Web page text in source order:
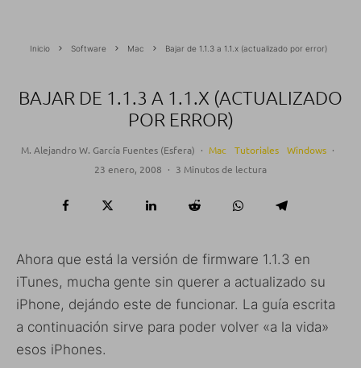
Inicio Software Mac Bajar de 1.1.3 a 1.1.x (actualizado por error)
BAJAR DE 1.1.3 A 1.1.X (ACTUALIZADO
POR ERROR)
M. Alejandro W. García Fuentes (Esfera) · Mac Tutoriales Windows ·
23 enero, 2008 · 3 Minutos de lectura
Ahora que está la versión de firmware 1.1.3 en
iTunes, mucha gente sin querer a actualizado su
iPhone, dejándo este de funcionar. La guía escrita
a continuación sirve para poder volver «a la vida»
esos iPhones.